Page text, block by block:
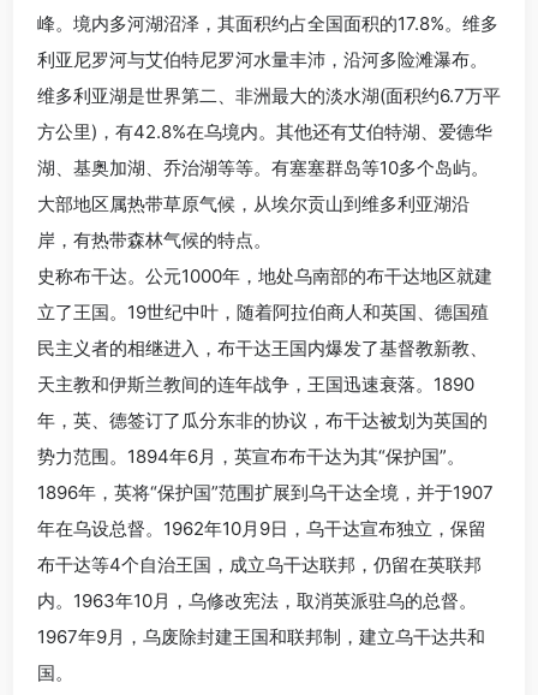
峰。境内多河湖沼泽，其面积约占全国面积的17.8%。维多
利亚尼罗河与艾伯特尼罗河水量丰沛，沿河多险滩瀑布。
维多利亚湖是世界第二、非洲最大的淡水湖(面积约6.7万平
方公里)，有42.8%在乌境内。其他还有艾伯特湖、爱德华
湖、基奥加湖、乔治湖等等。有塞塞群岛等10多个岛屿。
大部地区属热带草原气候，从埃尔贡山到维多利亚湖沿
岸，有热带森林气候的特点。
史称布干达。公元1000年，地处乌南部的布干达地区就建
立了王国。19世纪中叶，随着阿拉伯商人和英国、德国殖
民主义者的相继进入，布干达王国内爆发了基督教新教、
天主教和伊斯兰教间的连年战争，王国迅速衰落。1890
年，英、德签订了瓜分东非的协议，布干达被划为英国的
势力范围。1894年6月，英宣布布干达为其“保护国”。
1896年，英将“保护国”范围扩展到乌干达全境，并于1907
年在乌设总督。1962年10月9日，乌干达宣布独立，保留
布干达等4个自治王国，成立乌干达联邦，仍留在英联邦
内。1963年10月，乌修改宪法，取消英派驻乌的总督。
1967年9月，乌废除封建王国和联邦制，建立乌干达共和
国。